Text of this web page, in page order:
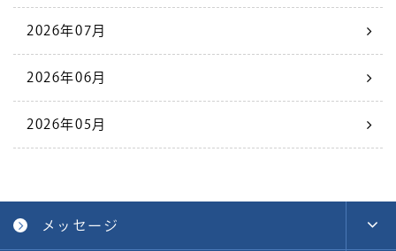
2026年07月
2026年06月
2026年05月
メッセージ